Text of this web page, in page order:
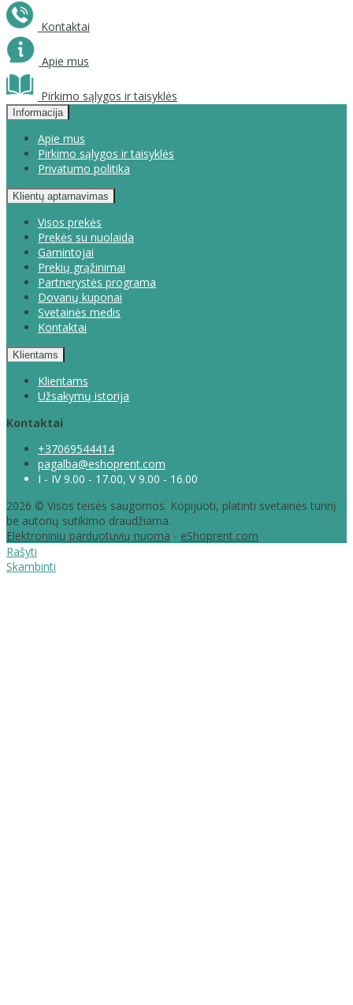
Kontaktai
Apie mus
Pirkimo sąlygos ir taisyklės
Informacija
Apie mus
Pirkimo sąlygos ir taisyklės
Privatumo politika
Klientų aptarnavimas
Visos prekės
Prekės su nuolaida
Gamintojai
Prekių grąžinimai
Partnerystės programa
Dovanų kuponai
Svetainės medis
Kontaktai
Klientams
Klientams
Užsakymų istorija
Kontaktai
+37069544414
pagalba@eshoprent.com
I - IV 9.00 - 17.00, V 9.00 - 16.00
2026 © Visos teisės saugomos. Kopijuoti, platinti svetainės turinį
be autorių sutikimo draudžiama.
Elektroninių parduotuvių nuoma - eShoprent.com
Rašyti
Skambinti